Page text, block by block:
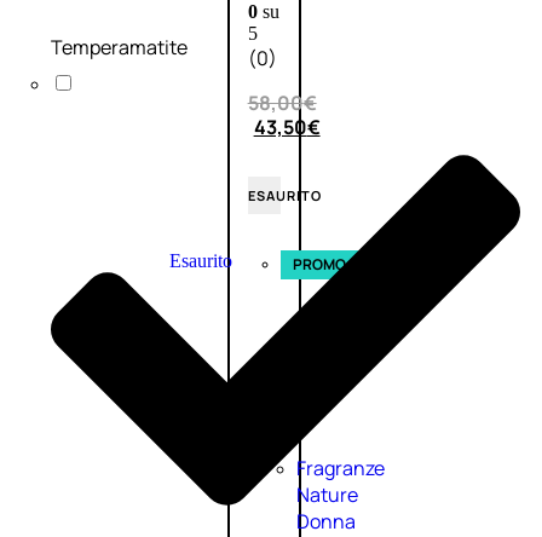
0su
5
(0)
58,00€
43,50€
ESAURITO
Esaurito PROMO
Fragranze
Nature
Donna
Temperamatite